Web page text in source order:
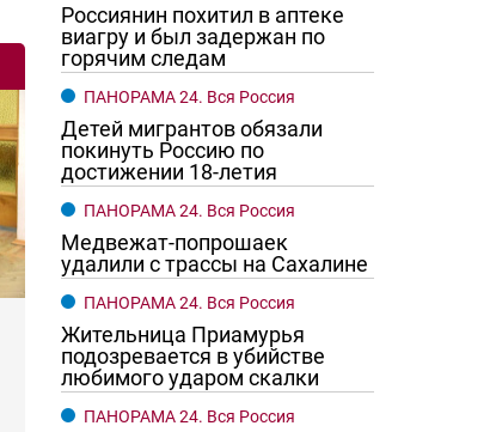
Россиянин похитил в аптеке
виагру и был задержан по
горячим следам
ПАНОРАМА 24. Вся Россия
Детей мигрантов обязали
покинуть Россию по
достижении 18-летия
ПАНОРАМА 24. Вся Россия
Медвежат-попрошаек
удалили с трассы на Сахалине
ПАНОРАМА 24. Вся Россия
Жительница Приамурья
подозревается в убийстве
любимого ударом скалки
ПАНОРАМА 24. Вся Россия